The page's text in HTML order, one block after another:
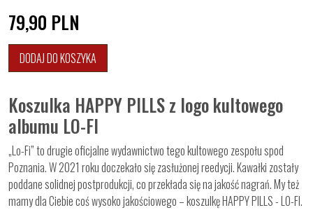
79,90 PLN
DODAJ DO KOSZYKA
Koszulka HAPPY PILLS z logo kultowego
albumu LO-FI
„Lo-Fi” to drugie oficjalne wydawnictwo tego kultowego zespołu spod
Poznania. W 2021 roku doczekało się zasłużonej reedycji. Kawałki zostały
poddane solidnej postprodukcji, co przekłada się na jakość nagrań. My też
mamy dla Ciebie coś wysoko jakościowego – koszulkę HAPPY PILLS - LO-FI.